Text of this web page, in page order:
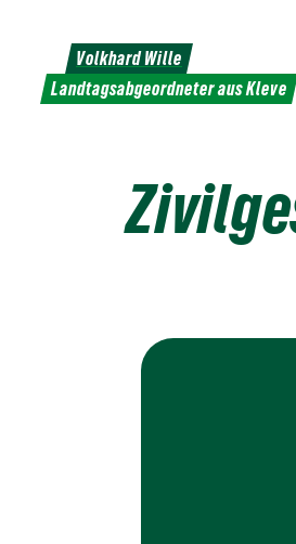
Inhalt
Volkhard Wille
Landtagsabgeordneter aus Kleve